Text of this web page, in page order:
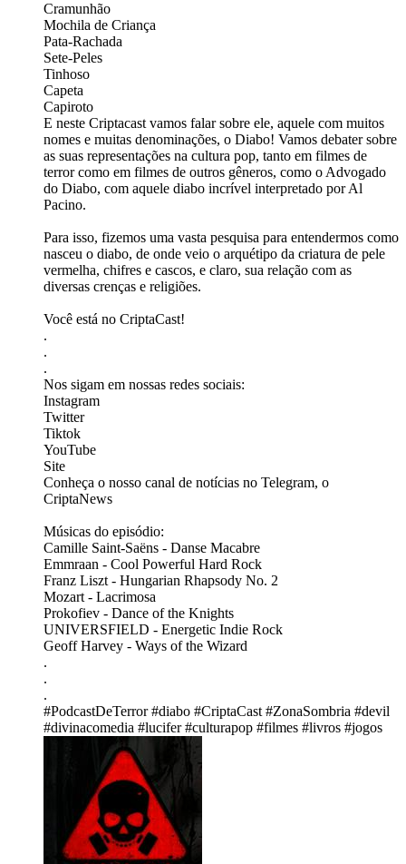
Cramunhão
Mochila de Criança
Pata-Rachada
Sete-Peles
Tinhoso
Capeta
Capiroto
E neste Criptacast vamos falar sobre ele, aquele com muitos
nomes e muitas denominações, o Diabo! Vamos debater sobre
as suas representações na cultura pop, tanto em filmes de
terror como em filmes de outros gêneros, como o Advogado
do Diabo, com aquele diabo incrível interpretado por Al
Pacino.
Para isso, fizemos uma vasta pesquisa para entendermos como
nasceu o diabo, de onde veio o arquétipo da criatura de pele
vermelha, chifres e cascos, e claro, sua relação com as
diversas crenças e religiões.
Você está no CriptaCast!
.
.
.
Nos sigam em nossas redes sociais:
⁠⁠⁠⁠⁠⁠⁠⁠⁠⁠⁠⁠⁠⁠⁠⁠⁠Instagram⁠⁠⁠⁠⁠⁠⁠⁠⁠⁠⁠⁠⁠⁠⁠⁠⁠⁠⁠⁠
⁠⁠⁠⁠⁠⁠⁠⁠⁠⁠⁠⁠⁠⁠⁠⁠⁠⁠⁠⁠Twitter⁠⁠⁠⁠⁠⁠⁠⁠⁠⁠⁠⁠⁠⁠⁠⁠⁠⁠⁠⁠
⁠⁠⁠⁠⁠⁠⁠⁠⁠⁠⁠⁠⁠⁠⁠⁠⁠⁠⁠⁠Tiktok⁠⁠⁠⁠⁠⁠⁠⁠⁠⁠⁠⁠⁠⁠⁠⁠
⁠⁠⁠⁠⁠⁠⁠⁠⁠⁠⁠⁠⁠⁠⁠⁠⁠⁠⁠⁠YouTube⁠⁠⁠⁠⁠⁠⁠⁠⁠⁠⁠⁠⁠⁠⁠⁠⁠⁠⁠⁠
⁠⁠⁠⁠⁠⁠⁠⁠⁠⁠⁠⁠⁠⁠⁠⁠⁠⁠⁠⁠Site⁠⁠⁠⁠⁠⁠⁠⁠⁠⁠⁠⁠⁠⁠⁠⁠⁠⁠⁠⁠
Conheça o nosso canal de notícias no Telegram, o
⁠⁠⁠⁠⁠⁠⁠⁠⁠⁠⁠⁠⁠⁠⁠⁠⁠⁠⁠⁠CriptaNews⁠⁠⁠⁠⁠⁠⁠⁠⁠⁠⁠⁠⁠⁠⁠⁠⁠
Músicas do episódio:
Camille Saint-Saëns - Danse Macabre
Emmraan - Cool Powerful Hard Rock
Franz Liszt - Hungarian Rhapsody No. 2
Mozart - Lacrimosa
Prokofiev - Dance of the Knights
UNIVERSFIELD - Energetic Indie Rock
Geoff Harvey - Ways of the Wizard
.
.
.
#PodcastDeTerror #diabo #CriptaCast #ZonaSombria #devil
#divinacomedia #lucifer #culturapop #filmes #livros #jogos